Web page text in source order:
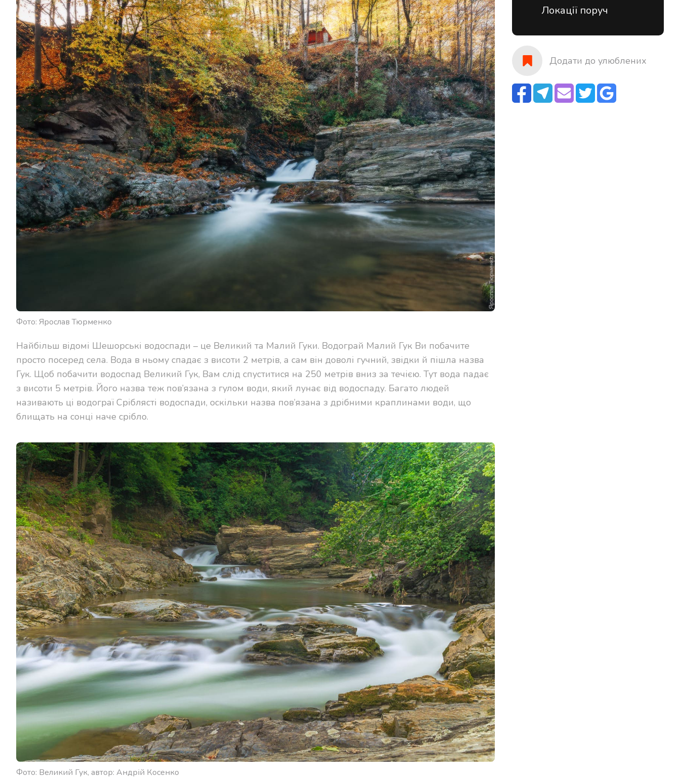
Фото: Ярослав Тюрменко
Найбільш відомі Шешорські водоспади – це Великий та Малий Гуки. Водограй Малий Гук Ви побачите
просто посеред села. Вода в ньому спадає з висоти 2 метрів, а сам він доволі гучний, звідки й пішла назва
Гук. Щоб побачити водоспад Великий Гук, Вам слід спуститися на 250 метрів вниз за течією. Тут вода падає
з висоти 5 метрів. Його назва теж пов’язана з гулом води, який лунає від водоспаду. Багато людей
називають ці водограї Сріблясті водоспади, оскільки назва пов’язана з дрібними краплинами води, що
блищать на сонці наче срібло.
Фото: Великий Гук, автор: Андрій Косенко
Локації поруч
Додати до улюблених